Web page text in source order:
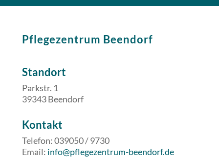
Pflegezentrum Beendorf
Standort
Parkstr. 1
39343 Beendorf
​​Kontakt
Telefon: 039050 / 9730
Email: info@pflegezentrum-beendorf.de